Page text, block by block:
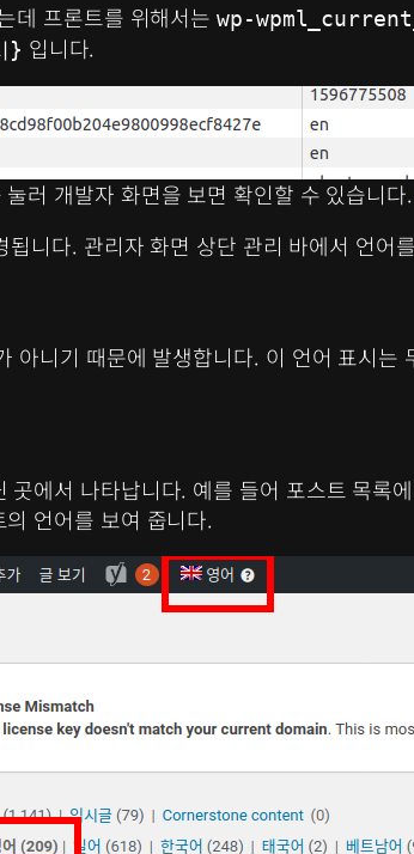
데 프론트를 위해서는wp-
} 입니다.
러 개발자 화면을 보면 확인할 수 있습니다.
니다. 관리자 화면 상단 관리 바에서 언어
아니기 때문에 발생합니다. 이 언어 표시는
에서 나타납니다. 예를 들어 포스트 목록
언어를 보여 줍니다.